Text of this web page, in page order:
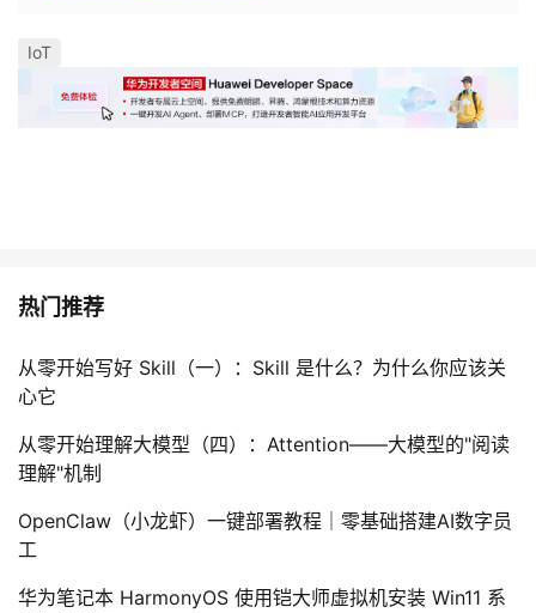
IoT
热门推荐
从零开始写好 Skill（一）：Skill 是什么？为什么你应该关
心它
从零开始理解大模型（四）：Attention——大模型的"阅读
理解"机制
OpenClaw（小龙虾）一键部署教程｜零基础搭建AI数字员
工
华为笔记本 HarmonyOS 使用铠大师虚拟机安装 Win11 系